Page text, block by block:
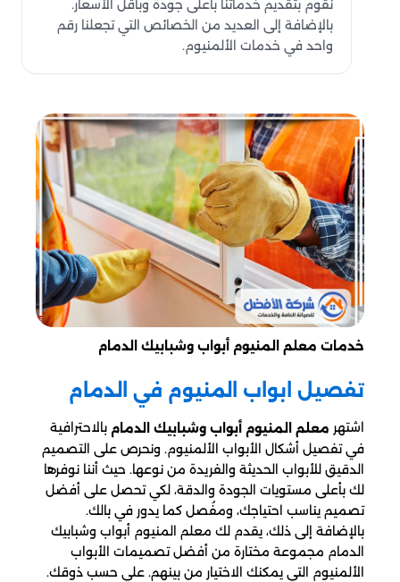
نقوم بتقديم خدماتنا بأعلى جودة وبأقل الأسعار.
بالإضافة إلى العديد من الخصائص التي تجعلنا رقم
واحد في خدمات الألمنيوم.
خدمات معلم المنيوم أبواب وشبابيك الدمام
تفصيل ابواب المنيوم في الدمام
اشتهر معلم المنيوم أبواب وشبابيك الدمام بالاحترافية
في تفصيل أشكال الأبواب الألمنيوم. ونحرص على التصميم
الدقيق للأبواب الحديثة والفريدة من نوعها. حيث أننا نوفرها
لك بأعلى مستويات الجودة والدقة، لكي تحصل على أفضل
تصميم يناسب احتياجك، ومفُصل كما يدور في بالك.
بالإضافة إلى ذلك، يقدم لك معلم المنيوم أبواب وشبابيك
الدمام مجموعة مختارة من أفضل تصميمات الأبواب
الألمنيوم التي يمكنك الاختيار من بينهم. علي حسب ذوقك.